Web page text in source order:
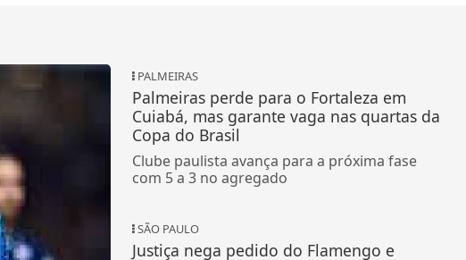
PALMEIRAS
Palmeiras perde para o Fortaleza em
Cuiabá, mas garante vaga nas quartas da
Copa do Brasil
Clube paulista avança para a próxima fase
com 5 a 3 no agregado
SÃO PAULO
Justiça nega pedido do Flamengo e